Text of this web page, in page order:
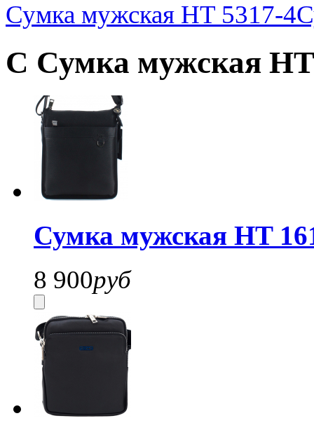
Сумка мужская HT 5317-4
С Сумка мужская HT
Сумка мужская HT
8 900руб